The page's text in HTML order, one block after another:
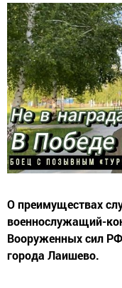
О преимуществах
военнослужащий-
Вооруженных сил
города Лаишево.